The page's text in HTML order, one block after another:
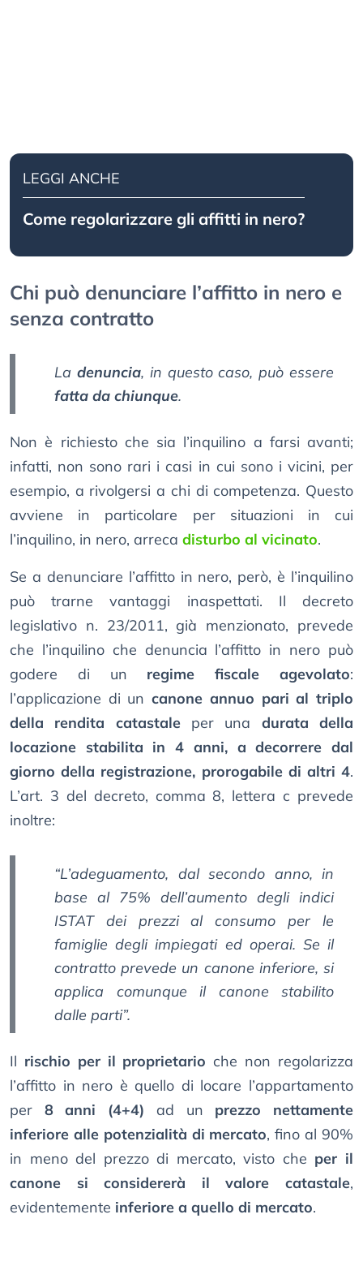
LEGGI ANCHE
Come regolarizzare gli affitti in nero?
Chi può denunciare l’affitto in nero e
senza contratto
La denuncia, in questo caso, può essere
fatta da chiunque.
Non è richiesto che sia l’inquilino a farsi avanti;
infatti, non sono rari i casi in cui sono i vicini, per
esempio, a rivolgersi a chi di competenza. Questo
avviene in particolare per situazioni in cui
l’inquilino, in nero, arreca disturbo al vicinato.
Se a denunciare l’affitto in nero, però, è l’inquilino
può trarne vantaggi inaspettati. Il decreto
legislativo n. 23/2011, già menzionato, prevede
che l’inquilino che denuncia l’affitto in nero può
godere di un regime fiscale agevolato:
l’applicazione di uncanone annuo pari al triplo
della rendita catastaleper una durata della
locazione stabilita in 4 anni, a decorrere dal
giorno della registrazione, prorogabile di altri 4.
L’art. 3 del decreto, comma 8, lettera c prevede
inoltre:
“L’adeguamento, dal secondo anno, in
base al 75% dell’aumento degli indici
ISTAT dei prezzi al consumo per le
famiglie degli impiegati ed operai. Se il
contratto prevede un canone inferiore, si
applica comunque il canone stabilito
dalle parti”.
Il rischio per il proprietario che non regolarizza
l’affitto in nero è quello di locare l’appartamento
per 8 anni (4+4) ad un prezzo nettamente
inferiore alle potenzialità di mercato, fino al 90%
in meno del prezzo di mercato, visto che per il
canone si considererà il valore catastale,
evidentemente inferiore a quello di mercato.